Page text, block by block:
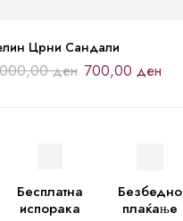
Црни Сандали
ден 700,00 ден
Бесплатна
испорака
Безбедно
плаќање